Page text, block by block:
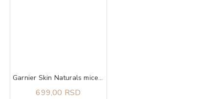
Garnier Skin Naturals micelarna voda za osetljivu kožu 400 ml
699,00 RSD